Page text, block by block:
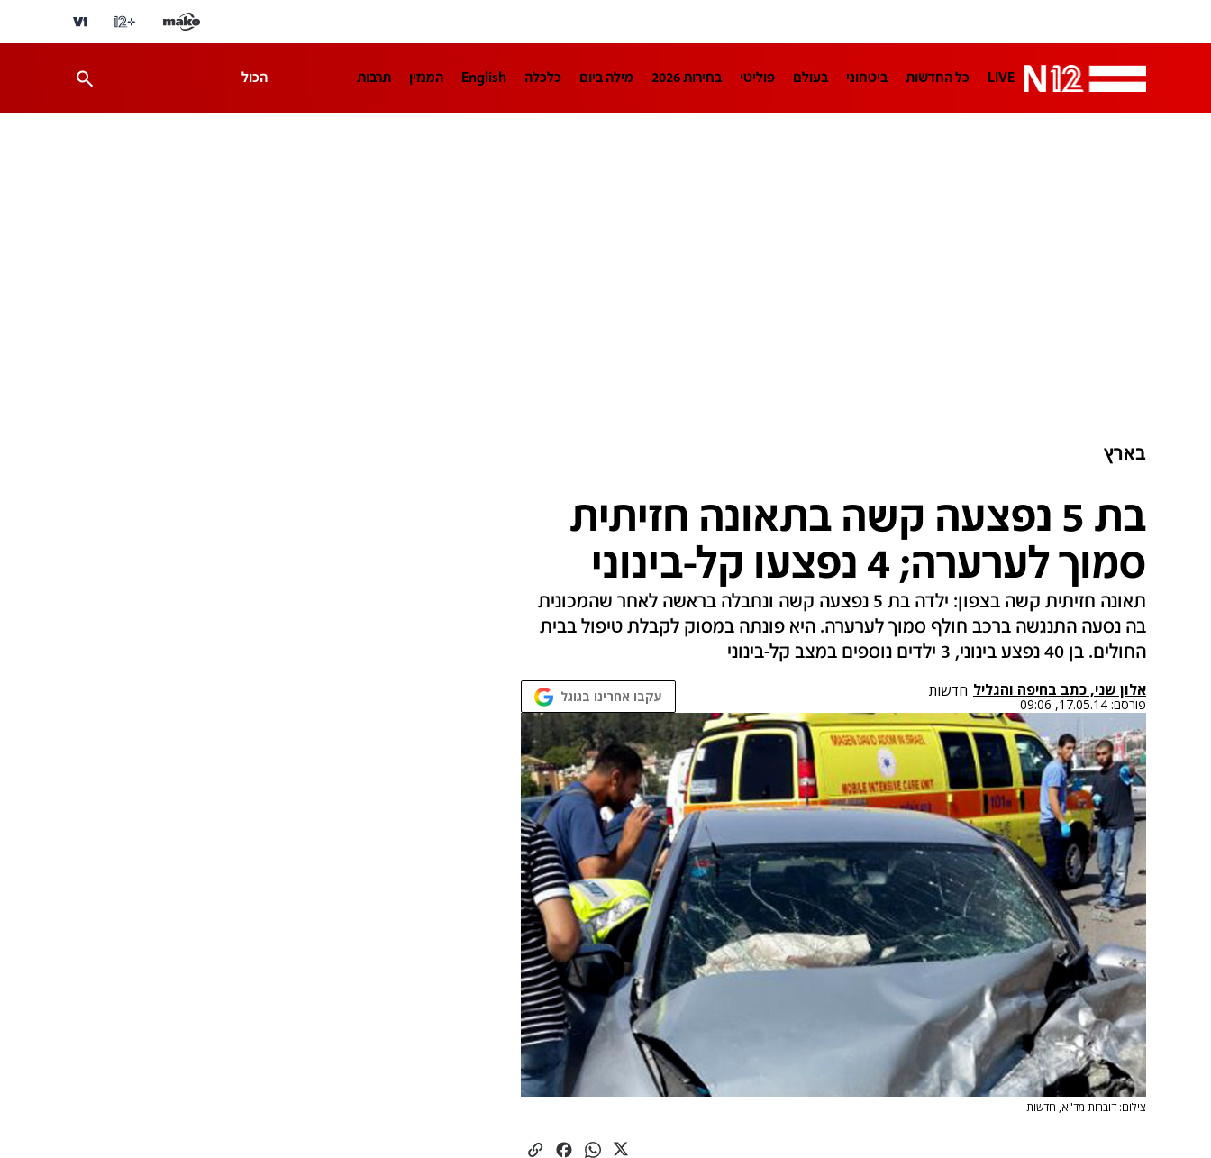
LIVE כל החדשות ביטחוני בעולם פוליטי בחירות 2026 מילה ביום כלכלה English המגזין תרבות הכול
בארץ
בת 5 נפצעה קשה בתאונה חזיתית
סמוך לערערה; 4 נפצעו קל-בינוני
תאונה חזיתית קשה בצפון: ילדה בת 5 נפצעה קשה ונחבלה בראשה לאחר שהמכונית
בה נסעה התנגשה ברכב חולף סמוך לערערה. היא פונתה במסוק לקבלת טיפול בבית
החולים. בן 40 נפצע בינוני, 3 ילדים נוספים במצב קל-בינוני
אלון שני, כתב בחיפה והגליל חדשות
פורסם: 17.05.14, 09:06 עקבו אחרינו בגוגל
צילום: דוברות מד"א, חדשות